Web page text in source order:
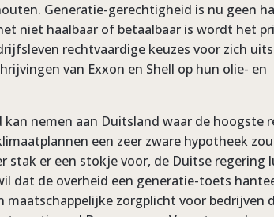
Generatie-gerechtigheid is nu geen
niet haalbaar of betaalbaar is wordt het
rechtvaardige keuzes voor zich
van Exxon en Shell op hun olie- en
nemen aan Duitsland waar de hoogste
een zeer zware hypotheek
stak er een stokje voor, de Duitse regering
dat de overheid een generatie-toets
zorgplicht voor bedrijven